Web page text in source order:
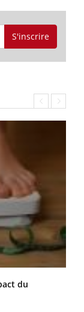
S'inscrire
du